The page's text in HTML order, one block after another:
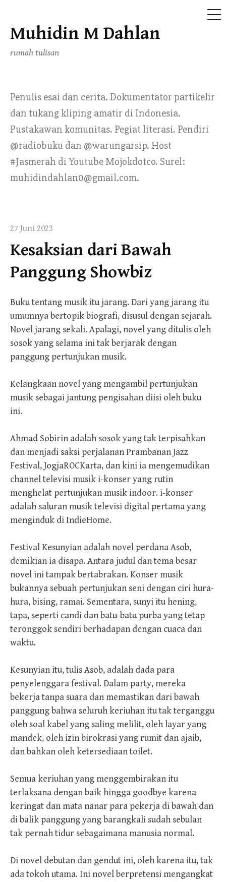
Skip
content
Muhidin M Dahlan
rumah tulisan
Penulis esai dan cerita. Dokumentator partikelir
dan tukang kliping amatir di Indonesia.
Pustakawan komunitas. Pegiat literasi. Pendiri
@radiobuku dan @warungarsip. Host
#Jasmerah di Youtube Mojokdotco. Surel:
muhidindahlan0@gmail.com.
27 Juni 2023
Kesaksian dari Bawah
Panggung Showbiz
Buku tentang musik itu jarang. Dari yang jarang itu
umumnya bertopik biografi, disusul dengan sejarah.
Novel jarang sekali. Apalagi, novel yang ditulis oleh
sosok yang selama ini tak berjarak dengan
panggung pertunjukan musik.
Kelangkaan novel yang mengambil pertunjukan
musik sebagai jantung pengisahan diisi oleh buku
ini.
Ahmad Sobirin adalah sosok yang tak terpisahkan
dan menjadi saksi perjalanan Prambanan Jazz
Festival, JogjaROCKarta, dan kini ia mengemudikan
channel televisi musik i-konser yang rutin
menghelat pertunjukan musik indoor. i-konser
adalah saluran musik televisi digital pertama yang
menginduk di IndieHome.
Festival Kesunyian adalah novel perdana Asob,
demikian ia disapa. Antara judul dan tema besar
novel ini tampak bertabrakan. Konser musik
bukannya sebuah pertunjukan seni dengan ciri hura-
hura, bising, ramai. Sementara, sunyi itu hening,
tapa, seperti candi dan batu-batu purba yang tetap
teronggok sendiri berhadapan dengan cuaca dan
waktu.
Kesunyian itu, tulis Asob, adalah dada para
penyelenggara festival. Dalam party, mereka
bekerja tanpa suara dan memastikan dari bawah
panggung bahwa seluruh keriuhan itu tak terganggu
oleh soal kabel yang saling melilit, oleh layar yang
mandek, oleh izin birokrasi yang rumit dan ajaib,
dan bahkan oleh ketersediaan toilet.
Semua keriuhan yang menggembirakan itu
terlaksana dengan baik hingga goodbye karena
keringat dan mata nanar para pekerja di bawah dan
di balik panggung yang barangkali sudah sebulan
tak pernah tidur sebagaimana manusia normal.
Di novel debutan dan gendut ini, oleh karena itu, tak
ada tokoh utama. Ini novel berpretensi mengangkat